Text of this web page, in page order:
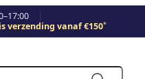
verzending vanaf €150*